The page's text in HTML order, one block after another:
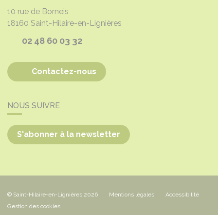
10 rue de Borneis
18160 Saint-Hilaire-en-Lignières
02 48 60 03 32
Contactez-nous
NOUS SUIVRE
S'abonner à la newsletter
© Saint-Hilaire-en-Lignières 2026 Mentions légales
Accessibilité
Gestion des cookies